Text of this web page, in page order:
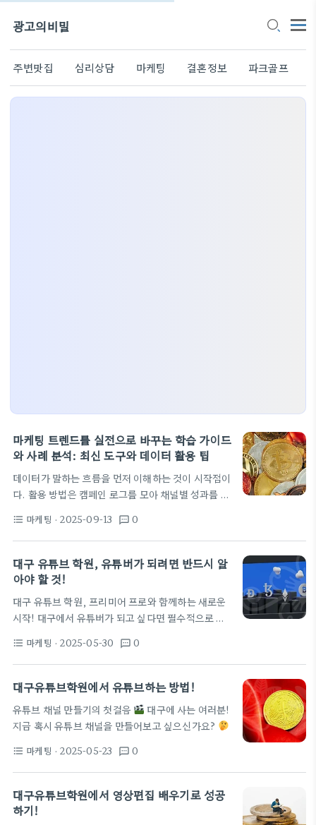
광고의비밀
주변맛집 심리상담 마케팅 결혼정보 파크골프
마케팅 트렌드를 실전으로 바꾸는 학습 가이드
와 사례 분석: 최신 도구와 데이터 활용 팁
데이터가 말하는 흐름을 먼저 이해하는 것이 시작점이
다. 활용 방법은 캠페인 로그를 모아 채널별 성과를 시
름이 곧 의사결정의 기준이 된다. 주간 신호를 차트로
확인하고, 아이디어를 짧은 실험으로 검증하는 루프
를 설정하라. 확장은 소규모 범위에서 시작해 피드백
을 통해 다듬고, 한 달 단위로 재평가하는 습관이 중요
다 오래 지속되는 힘을 준다. 적합한 사용자로는 데이
터 기반 사고를 선호하는 마케터, 분석에 익숙한 디자
이너, 스타트업 운영자, 그리고 한정된 예산으로 최대
format_list_bulleted 마케팅 · 2025-09-13 textsms 0
대구 유튜브 학원, 유튜버가 되려면 반드시 알
아야 할 것!
대구 유튜브 학원, 프리미어 프로와 함께하는 새로운
시작! 대구에서 유튜버가 되고 싶다면 필수적으로 알
는 가장 핫한 트렌드이죠! 유튜버가 되려면 우선 프리
미어프로학원에서 영상 편집 기술을 익혀야 합니다.
여기에 대한 수요가 폭발적으로 늘고 있습니다. 유
한 요소입니다. 유튜브 크리에이터가 되려는 사람들
을 위한 팁! 주제 선정: 무엇을 다룰 것인지 고민하세
요. 촬영 및 편집 기술: 영상 퀄리티가 중요합니다. 프
튜브…
format_list_bulleted 마케팅 · 2025-05-30 textsms 0
대구유튜브학원에서 유튜브하는 방법!
유튜브 채널 만들기의 첫걸음
대구에 사는 여러분!
지금 혹시 유튜브 채널을 만들어보고 싶으신가요?
으로, 자신의 꿈이나 취미를 많은 사람들과 공유할 수
있는 훌륭한 도구입니다. 특히 대구유튜브학원은 이
꿈을 이루도록 도와주는 공간입니다. 유튜브하는방법
에 대해 완벽하게 알고 싶다면, 전문적인 교육을 받는
format_list_bulleted 마케팅 · 2025-05-23 textsms 0
대구유튜브학원에서 영상편집 배우기로 성공
하기!